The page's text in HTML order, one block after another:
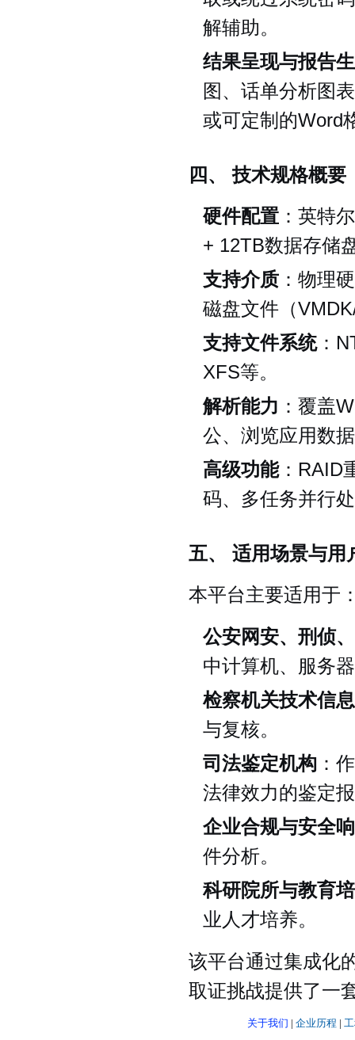
解辅助。
结果呈现与报告
图、话单分析图
或可定制的Word
四、 技术规格概要
硬件配置 ：英特
+ 12TB数据存储
支持介质 ：物理
磁盘文件（
支持文件系统：
XFS等。
解析能力 ：覆盖
公、浏览应用数
高级功能：RAID
码、多任务并行
五、 适用场景与用
本平台主要适用于
公安网安、刑侦
中计算机、服务
检察机关技术信
与复核。
司法鉴定机构 ：
法律效力的鉴定
企业合规与安全
件分析。
科研院所与教育
业人才培养。
该平台通过集成化
取证挑战提供了一
关于我们 | 企业历程 |